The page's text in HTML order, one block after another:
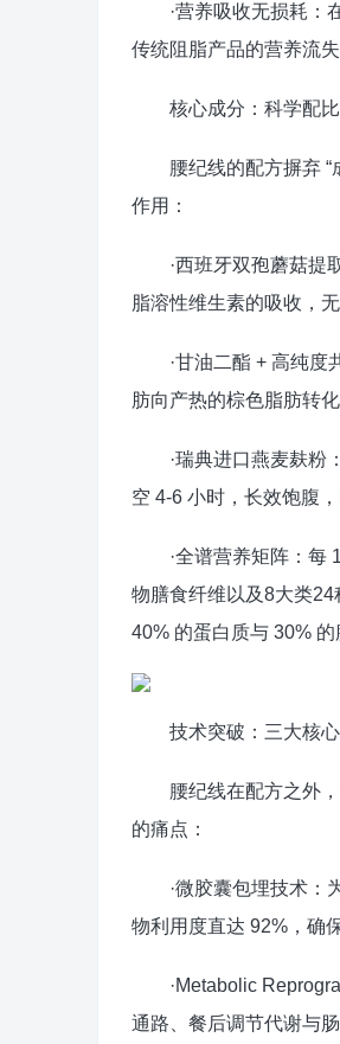
·营养吸收无损耗：在
传统阻脂产品的营养流失
核心成分：科学配比
腰纪线的配方摒弃 “成
作用：
·西班牙双孢蘑菇提取
脂溶性维生素的吸收，
·甘油二酯 + 高纯度共
肪向产热的棕色脂肪转
·瑞典进口燕麦麸粉：
空 4-6 小时，长效饱腹
·全谱营养矩阵：每
物膳食纤维以及8大类24
40% 的蛋白质与 30%
技术突破：三大核心
腰纪线在配方之外，
的痛点：
·微胶囊包埋技术：为
物利用度直达 92%，确
·Metabolic
通路、餐后调节代谢与